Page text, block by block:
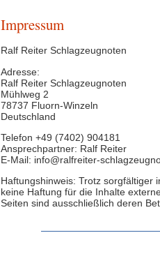
Impressum
Ralf Reiter Schlagzeugnoten
Adresse:
Ralf Reiter Schlagzeugnoten
Mühlweg 2
78737 Fluorn-Winzeln
Deutschland
Telefon +49 (7402) 904181
Ansprechpartner: Ralf Reiter
E-Mail: info@ralfreiter-
Haftungshinweis: Trotz sorgfältiger
keine Haftung für die Inhalte
Seiten sind ausschließlich deren